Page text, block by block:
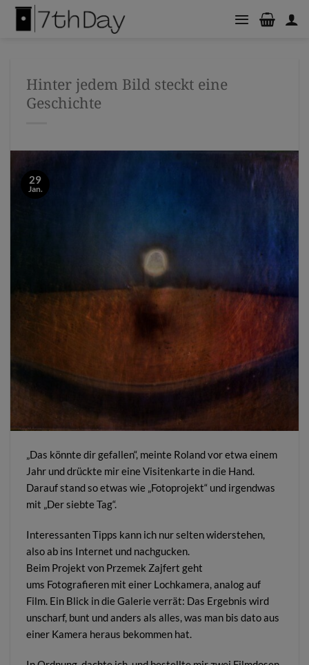
Zum
Inhalt
Hinter jedem Bild steckt eine
Geschichte
29
Jan.
„Das könnte dir gefallen“, meinte Roland vor etwa einem
Jahr und drückte mir eine Visitenkarte in die Hand.
Darauf stand so etwas wie „Fotoprojekt“ und irgendwas
mit „Der siebte Tag“.
Interessanten Tipps kann ich nur selten widerstehen,
also ab ins Internet und nachgucken.
Beim Projekt von Przemek Zajfert geht
ums Fotografieren mit einer Lochkamera, analog auf
Film. Ein Blick in die Galerie verrät: Das Ergebnis wird
unscharf, bunt und anders als alles, was man bis dato aus
einer Kamera heraus bekommen hat.